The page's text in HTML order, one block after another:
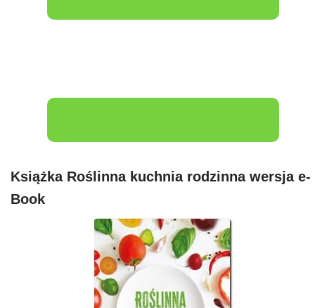
Książka Roślinna kuchnia rodzinna wersja e-
Book